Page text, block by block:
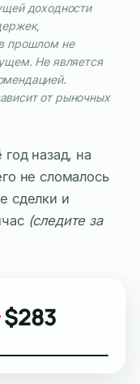
доходности
прошлом не
Не является
от рыночных
год назад, на
не сломалось
сделки и
(следите за
$283